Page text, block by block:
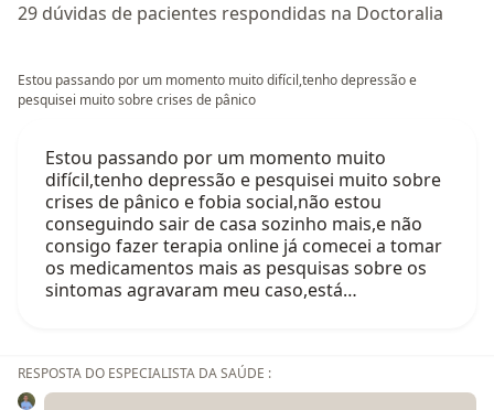
29 dúvidas de pacientes respondidas na Doctoralia
Estou passando por um momento muito difícil,tenho depressão e
pesquisei muito sobre crises de pânico
Estou passando por um momento muito
difícil,tenho depressão e pesquisei muito sobre
crises de pânico e fobia social,não estou
conseguindo sair de casa sozinho mais,e não
consigo fazer terapia online já comecei a tomar
os medicamentos mais as pesquisas sobre os
sintomas agravaram meu caso,está…
RESPOSTA DO ESPECIALISTA DA SAÚDE :